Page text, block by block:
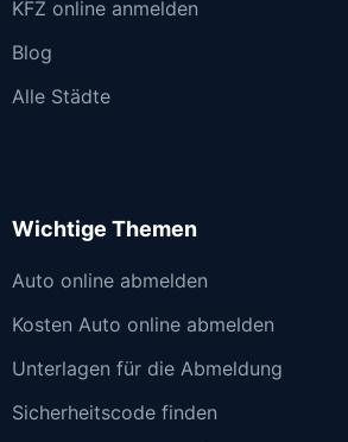
KFZ online anmelden
Blog
Alle Städte
Wichtige Themen
Auto online abmelden
Kosten Auto online abmelden
Unterlagen für die Abmeldung
Sicherheitscode finden